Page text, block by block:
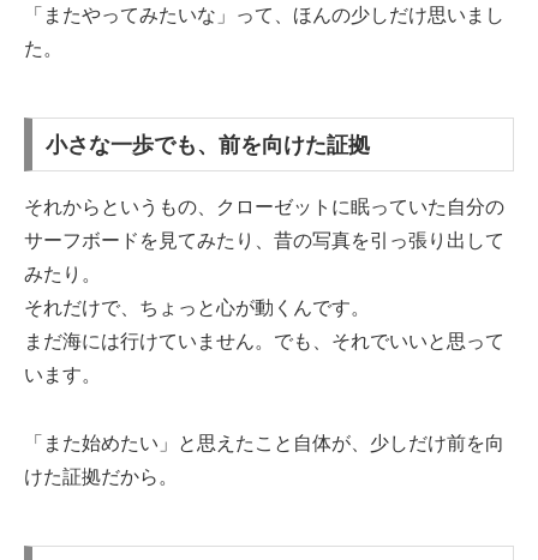
「またやってみたいな」って、ほんの少しだけ思いまし
た。
小さな一歩でも、前を向けた証拠
それからというもの、クローゼットに眠っていた自分の
サーフボードを見てみたり、昔の写真を引っ張り出して
みたり。
それだけで、ちょっと心が動くんです。
まだ海には行けていません。でも、それでいいと思って
います。
「また始めたい」と思えたこと自体が、少しだけ前を向
けた証拠だから。